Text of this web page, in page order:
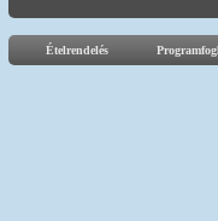
Ételrendelés